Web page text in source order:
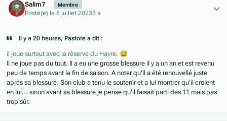
Salim7 Membre
Posté(e) le 8 juillet 20233 a
Il y a 20 heures, Pastore a dit :
il joue surtout avec la réserve du Havre. 😅
Il ne joue pas du tout. Il a eu une grosse blessure il y a un an et est revenu
peu de temps avant la fin de saison. A noter qu'il a été renouvellé juste
après sa blessure. Son club a tenu le soutenir et a lui montrer qu'il croient
en lui... sinon avant sa blessure je pense qu'il faisait parti des 11 mais pas
trop sûr.